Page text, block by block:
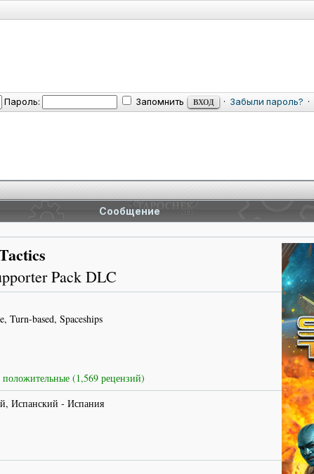
Пароль: Запомнить · Забыли пароль? ·
Сообщение
Pack DLC
Turn-based, Spaceships
положительные (1,569 рецензий)
Испанский - Испания